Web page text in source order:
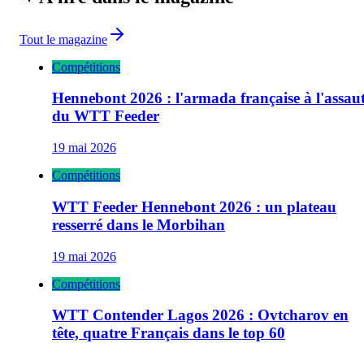
Tout le magazine
Compétitions
Hennebont 2026 : l'armada française à
du WTT Feeder
19 mai 2026
Compétitions
WTT Feeder Hennebont 2026 : un plateau
resserré dans le Morbihan
19 mai 2026
Compétitions
WTT Contender Lagos 2026 : Ovtcharov en
tête, quatre Français dans le top 60